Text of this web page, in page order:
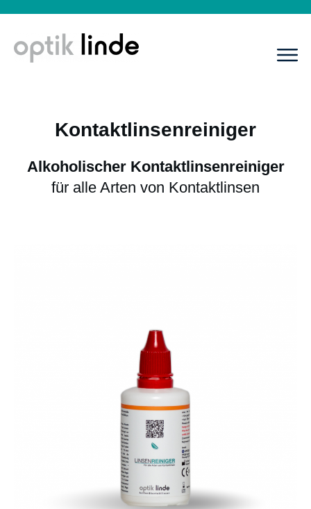
Kontaktlinsenreiniger
Alkoholischer Kontaktlinsenreiniger
für alle Arten von Kontaktlinsen